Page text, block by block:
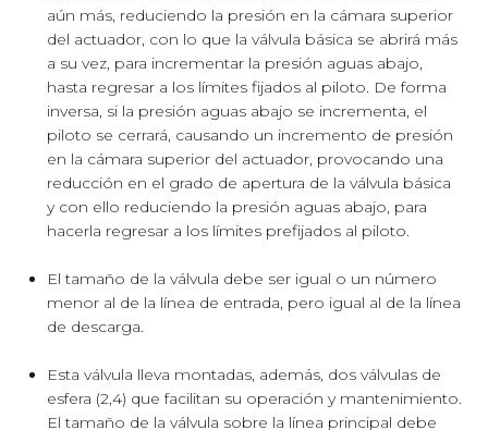
aún más, reduciendo la presión en la cámara superior
del actuador, con lo que la válvula básica se abrirá más
a su vez, para incrementar la presión aguas abajo,
hasta regresar a los límites fijados al piloto. De forma
inversa, si la presión aguas abajo se incrementa, el
piloto se cerrará, causando un incremento de presión
en la cámara superior del actuador, provocando una
reducción en el grado de apertura de la válvula básica
y con ello reduciendo la presión aguas abajo, para
hacerla regresar a los límites prefijados al piloto.
El tamaño de la válvula debe ser igual o un número
menor al de la línea de entrada, pero igual al de la línea
de descarga.
Esta válvula lleva montadas, además, dos válvulas de
esfera (2,4) que facilitan su operación y mantenimiento.
El tamaño de la válvula sobre la línea principal debe